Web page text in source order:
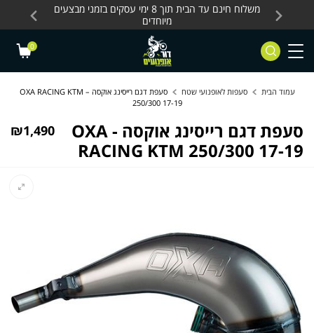
Skip to Content
Contact Us
כלים חשמליים
משלוח חינם עד הבית תוך 8 ימי עסקים בזמני מבצעים
מיוחדים
0
עמוד הבית סעפות לאופנועי שטח
סעפת דגם רייסינג אוקסה – OXA RACING KTM
250/300 17-19
סעפת דגם רייסינג אוקסה - OXA
RACING KTM 250/300 17-19
₪1,490